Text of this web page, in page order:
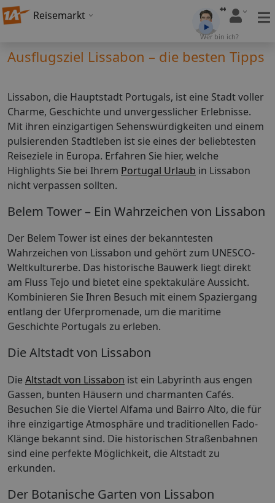
Reisemarkt
Wer bin ich?
Ausflugsziel Lissabon – die besten Tipps
Lissabon, die Hauptstadt Portugals, ist eine Stadt voller
Charme, Geschichte und unvergesslicher Erlebnisse.
Mit ihren einzigartigen Sehenswürdigkeiten und einem
pulsierenden Stadtleben ist sie eines der beliebtesten
Reiseziele in Europa. Erfahren Sie hier, welche
Highlights Sie bei Ihrem Portugal Urlaub in Lissabon
nicht verpassen sollten.
Belem Tower – Ein Wahrzeichen von Lissabon
Der Belem Tower ist eines der bekanntesten
Wahrzeichen von Lissabon und gehört zum UNESCO-
Weltkulturerbe. Das historische Bauwerk liegt direkt
am Fluss Tejo und bietet eine spektakuläre Aussicht.
Kombinieren Sie Ihren Besuch mit einem Spaziergang
entlang der Uferpromenade, um die maritime
Geschichte Portugals zu erleben.
Die Altstadt von Lissabon
Die Altstadt von Lissabon ist ein Labyrinth aus engen
Gassen, bunten Häusern und charmanten Cafés.
Besuchen Sie die Viertel Alfama und Bairro Alto, die für
ihre einzigartige Atmosphäre und traditionellen Fado-
Klänge bekannt sind. Die historischen Straßenbahnen
sind eine perfekte Möglichkeit, die Altstadt zu
erkunden.
Der Botanische Garten von Lissabon